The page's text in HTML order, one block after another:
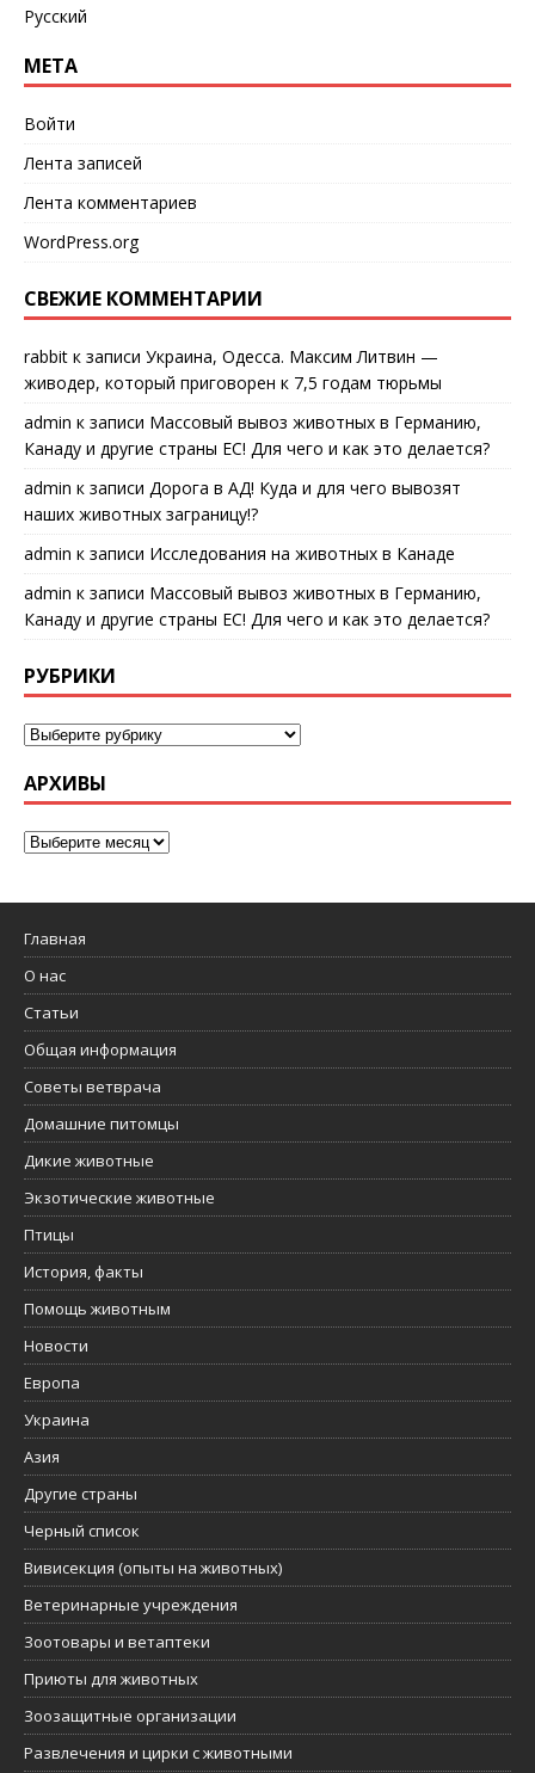
Русский
МЕТА
Войти
Лента записей
Лента комментариев
WordPress.org
СВЕЖИЕ КОММЕНТАРИИ
rabbit к записи Украина, Одесса. Максим Литвин —
живодер, который приговорен к 7,5 годам тюрьмы
admin к записи Массовый вывоз животных в Германию,
Канаду и другие страны ЕС! Для чего и как это делается?
admin к записи Дорога в АД! Куда и для чего вывозят
наших животных заграницу!?
admin к записи Исследования на животных в Канаде
admin к записи Массовый вывоз животных в Германию,
Канаду и другие страны ЕС! Для чего и как это делается?
РУБРИКИ
АРХИВЫ
Главная
О нас
Статьи
Общая информация
Советы ветврача
Домашние питомцы
Дикие животные
Экзотические животные
Птицы
История, факты
Помощь животным
Новости
Европа
Украина
Азия
Другие страны
Черный список
Вивисекция (опыты на животных)
Ветеринарные учреждения
Зоотовары и ветаптеки
Приюты для животных
Зоозащитные организации
Развлечения и цирки с животными